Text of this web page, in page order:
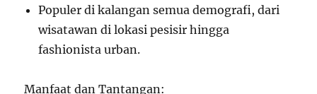
Populer di kalangan semua demografi, dari
wisatawan di lokasi pesisir hingga
fashionista urban.
Manfaat dan Tantangan: